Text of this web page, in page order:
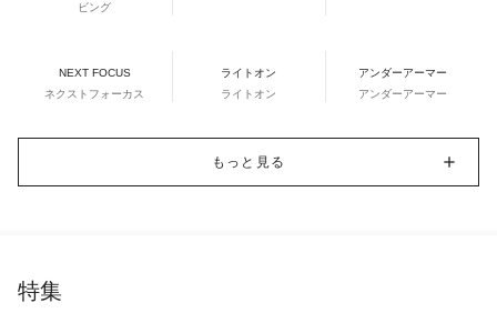
ビング
NEXT FOCUS
ネクストフォーカス
ライトオン
ライトオン
アンダーアーマー
アンダーアーマー
もっと見る
特集